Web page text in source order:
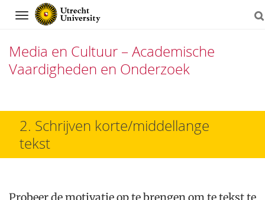
Navigation
Media en Cultuur – Academische
Vaardigheden en Onderzoek
content
2. Schrijven korte/middellange
tekst